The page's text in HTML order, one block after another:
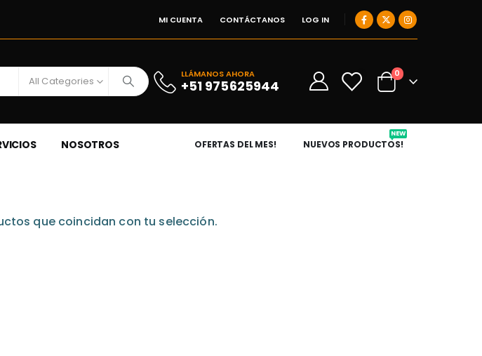
MI CUENTA CONTÁCTANOS LOG IN
All Categories
LLÁMANOS AHORA
+51 975625944
0 0
NOSOTROS OFERTAS DEL MES! NUEVOS PRODUCTOS!
NEW
que coincidan con tu selección.